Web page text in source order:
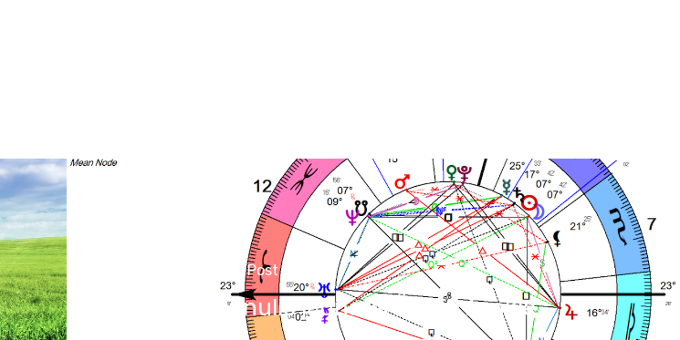
Next Post
Mėnulio jaunatis Šaulio ženkle